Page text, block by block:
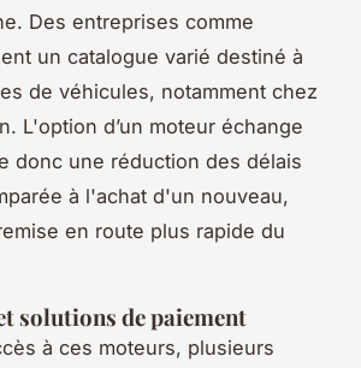
Des entreprises comme
un catalogue varié destiné à
de véhicules, notamment chez
L'option d’un moteur échange
donc une réduction des délais
à l'achat d'un nouveau,
en route plus rapide du
solutions de paiement
à ces moteurs, plusieurs